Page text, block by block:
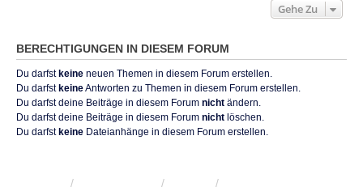
Gehe Zu
BERECHTIGUNGEN IN DIESEM FORUM
Du darfstkeine neuen Themen in diesem Forum erstellen.
Du darfstkeineAntworten zu Themen in diesem Forum erstellen.
Du darfst deine Beiträge in diesem Forum nicht ändern.
Du darfst deine Beiträge in diesem Forum nicht löschen.
Du darfstkeine Dateianhänge in diesem Forum erstellen.